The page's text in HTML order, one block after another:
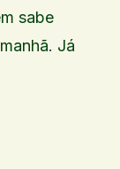
sabe
Já